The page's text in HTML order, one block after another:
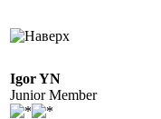
Igor YN
Junior Member